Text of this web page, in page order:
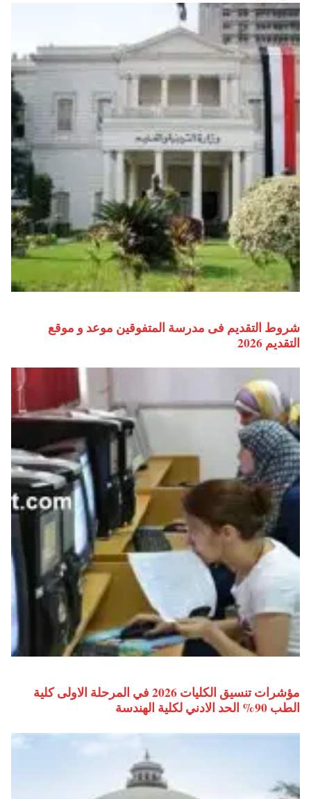
شروط التقديم فى مدرسة المتفوقين موعد و موقع
التقديم 2026
مؤشرات تنسيق الكليات 2026 في المرحلة الاولى كلية
الطب 90% الحد الادني لكلية الهندسة